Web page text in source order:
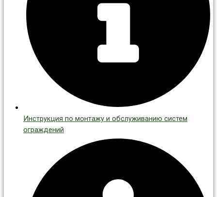
Инструкция по монтажу и обслуживанию систем
ограждений